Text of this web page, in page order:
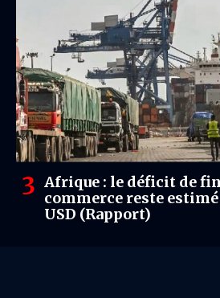
Afrique : le déficit de
commerce reste
USD (Rapport)